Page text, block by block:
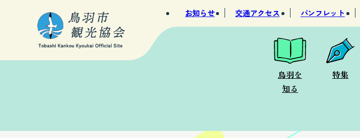
お知らせ 交通アクセス パンフレット
鳥羽を
知る
特集